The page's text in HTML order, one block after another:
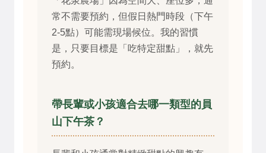
常不需要預約，但假日熱門時段（下午
2-5點）可能需現場候位。我的習慣
是，只要目標是「吃特定甜點」，就先
預約。
帶長輩或小孩適合去哪一類型的員
山下午茶？